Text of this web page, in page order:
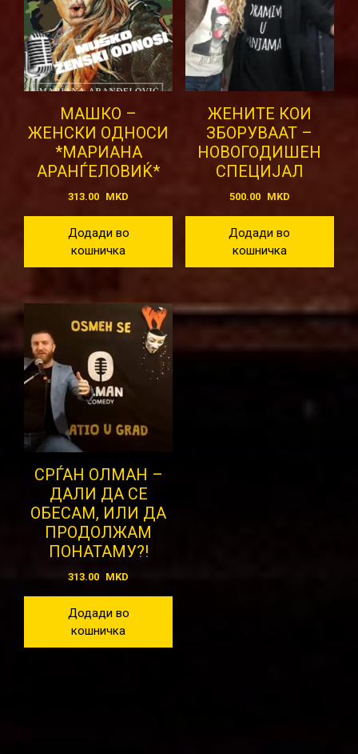
МАШКО –
ЖЕНСКИ ОДНОСИ
*МАРИАНА
АРАНЃЕЛОВИЌ*
313.00 MKD
Додади во
кошничка
ЖЕНИТЕ КОИ
ЗБОРУВААТ –
НОВОГОДИШЕН
СПЕЦИЈАЛ
500.00 MKD
Додади во
кошничка
СРЃАН ОЛМАН –
ДАЛИ ДА СЕ
ОБЕСАМ, ИЛИ ДА
ПРОДОЛЖАМ
ПОНАТАМУ?!
313.00 MKD
Додади во
кошничка